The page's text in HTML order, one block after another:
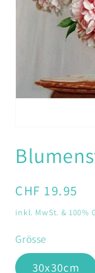
in
Modal
Normaler
Preis
CHF 19.95
inkl. MwSt. & 100%
Grösse
30x30cm